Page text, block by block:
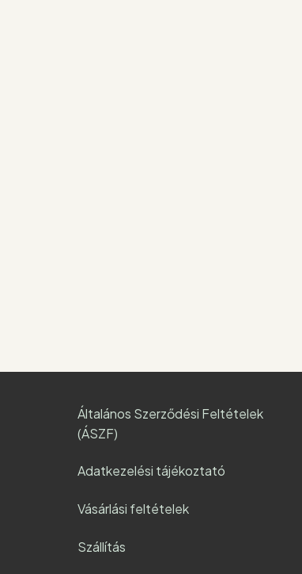
Általános Szerződési Feltételek
(ÁSZF)
Adatkezelési tájékoztató
Vásárlási feltételek
Szállítás